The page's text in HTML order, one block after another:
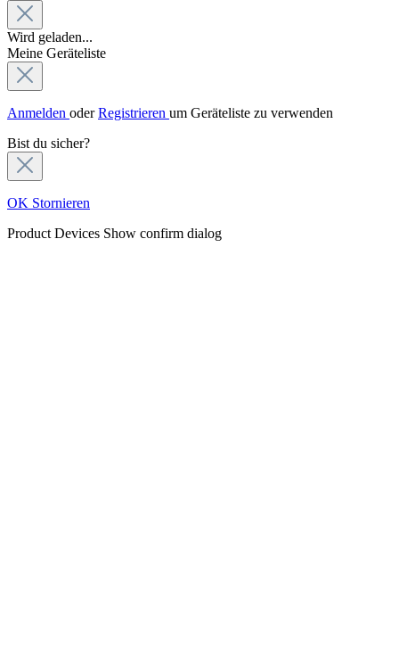
Wird geladen...
Meine Geräteliste
Anmelden oderRegistrieren um Geräteliste zu verwenden
Bist du sicher?
OK Stornieren
Product Devices Show confirm dialog